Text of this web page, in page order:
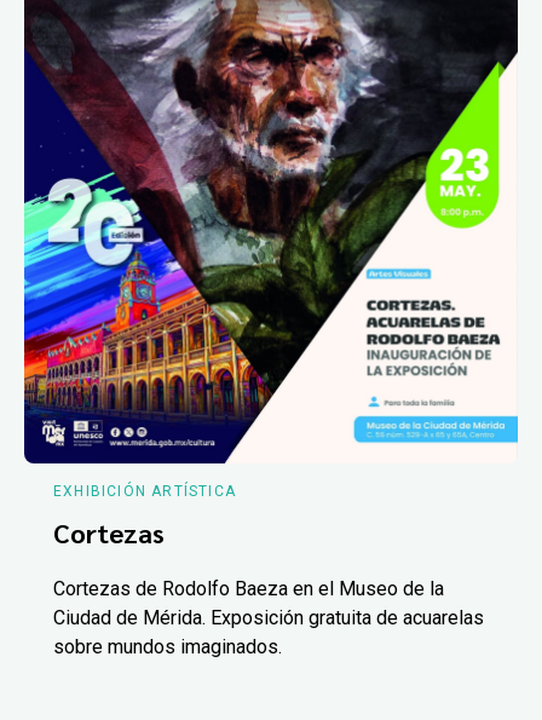
EXHIBICIÓN ARTÍSTICA
Cortezas
Cortezas de Rodolfo Baeza en el Museo de la
Ciudad de Mérida. Exposición gratuita de acuarelas
sobre mundos imaginados.